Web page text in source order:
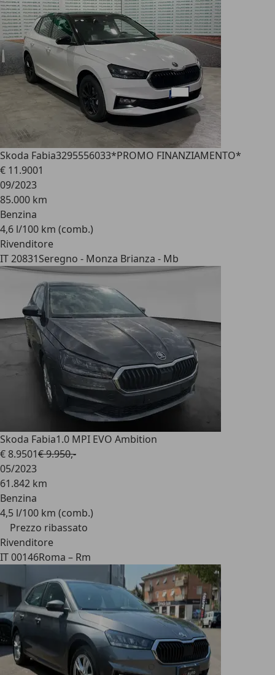
Skoda Fabia3295556033*PROMO FINANZIAMENTO*
€ 11.9001
09/2023
85.000 km
Benzina
4,6 l/100 km (comb.)
Rivenditore
IT 20831Seregno - Monza Brianza - Mb
Skoda Fabia1.0 MPI EVO Ambition
€ 8.9501€ 9.950,-
05/2023
61.842 km
Benzina
4,5 l/100 km (comb.)
Prezzo ribassato
Rivenditore
IT 00146Roma – Rm